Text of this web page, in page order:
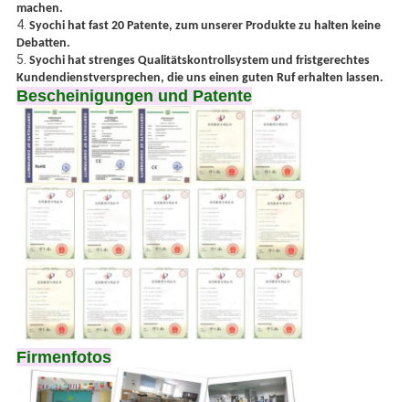
machen.
4. Syochi hat fast 20 Patente, zum unserer Produkte zu halten keine
Debatten.
5. Syochi hat strenges Qualitätskontrollsystem und fristgerechtes
Kundendienstversprechen, die uns einen guten Ruf erhalten lassen.
Bescheinigungen und Patente
Firmenfotos